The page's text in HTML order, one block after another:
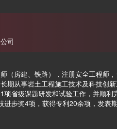
司
房建、铁路），注册安全工程师，
期从事岩土工程施工技术及科技创
项省级课题研发和试验工作，并顺利
步奖4项，获得专利20余项，发表期